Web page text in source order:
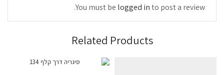
You must be logged into post a review.
Related Products